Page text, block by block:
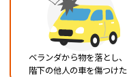
ベランダから物を落とし、
階下の他人の車を傷つけた